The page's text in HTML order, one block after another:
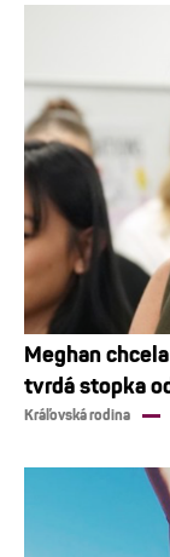
Meghan
tvrdá stopka
Kráľovská rodina